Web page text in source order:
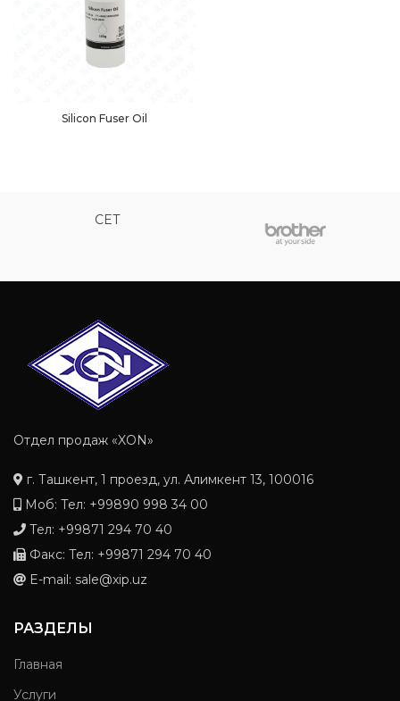
Silicon Fuser Oil
CET
Отдел продаж «XON»
г. Ташкент, 1 проезд, ул. Алимкент 13, 100016
Моб: Тел: +99890 998 34 00
Тел: +99871 294 70 40
Факс: Тел: +99871 294 70 40
E-mail: sale@xip.uz
РАЗДЕЛЫ
Главная
Услуги